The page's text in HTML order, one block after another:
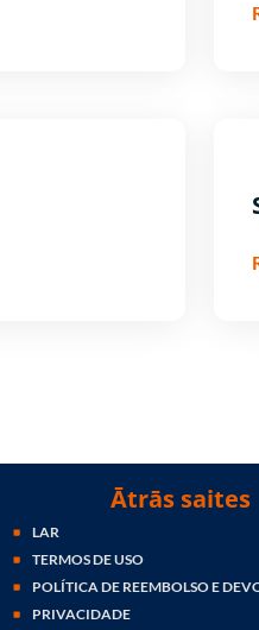
Ātrās saites
LAR
TERMOS DE USO
POLÍTICA DE REEMBOLSO E
PRIVACIDADE